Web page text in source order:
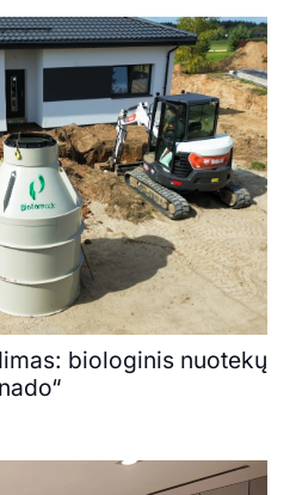
biologinis nuotekų